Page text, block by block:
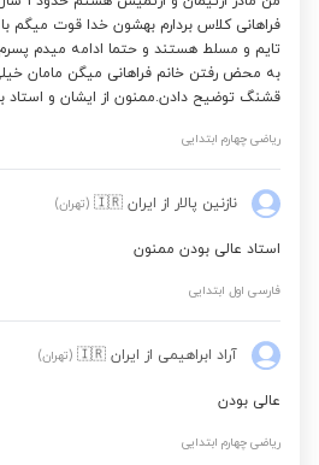
نگارش فارسی دوم ابتدایی
نگارش فارسی سوم ابتدایی
علوم تجربی چهارم ابتدایی
علوم تجربی پنجم ابتدایی
نگارش فارسی ششم ابتدایی
فراهانی کلاس بردارم بهشون خدا قوت میگم
تایم و مسلط هستند و حتما ادامه میدم پسرم
به محض رفتن خانم فراهانی میگن مامان
قشنگ توضیح دادن.ممنون از ایشان و استاد
ریاضی چهارم ابتدایی
نازنین پالار از ایران 🇮🇷 (تهران)
استاد عالی بودن ممنون
فارسی اول ابتدایی
آراد ابراهیمی از ایران 🇮🇷 (تهران)
عالی بودن
ریاضی چهارم ابتدایی